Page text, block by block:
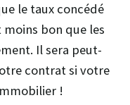
le taux concédé
bon que les
Il sera peut-
contrat si votre
!